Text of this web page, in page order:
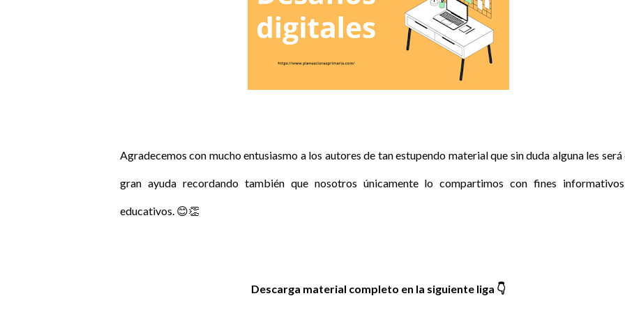
Agradecemos con mucho entusiasmo a los autores de tan estupendo material que sin duda alguna les será
gran ayuda recordando también que nosotros únicamente lo compartimos con fines
educativos. 😊👏
Descarga material completo en la siguiente liga 👇